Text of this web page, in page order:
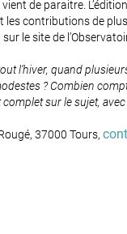
de paraitre.
contributions de
le site de
l’hiver, quand
? Combien
sur le sujet,
37000 Tours,